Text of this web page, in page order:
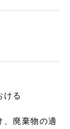
ける
、廃棄物の適